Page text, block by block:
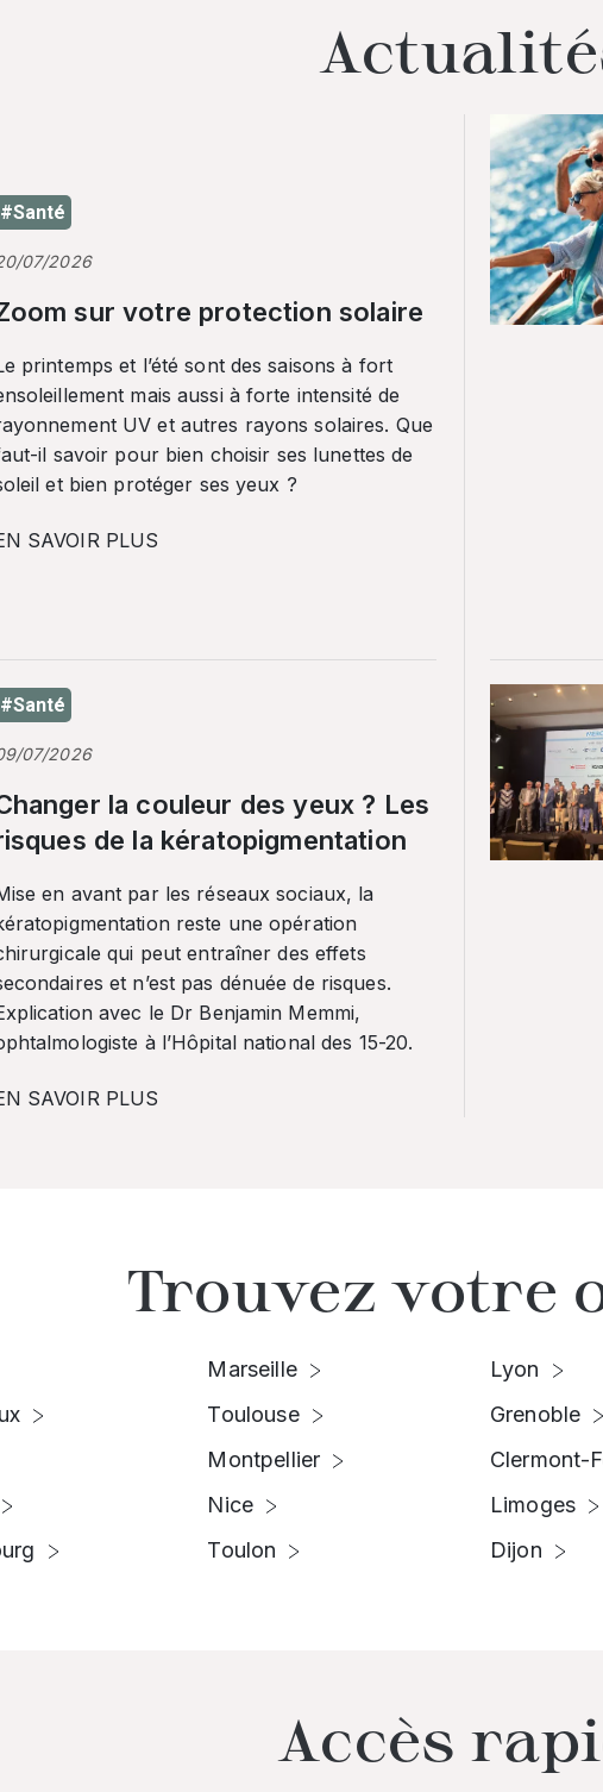
#Santé
07/2026
sur votre protection solaire
printemps et l’été sont des saisons à fort
mais aussi à forte intensité de
UV et autres rayons solaires. Que
il savoir pour bien choisir ses lunettes de
et bien protéger ses yeux ?
SAVOIR PLUS
#Santé
07/2026
la couleur des yeux ? Les
de la kératopigmentation
en avant par les réseaux sociaux, la
reste une opération
qui peut entraîner des effets
et n’est pas dénuée de risques.
avec le Dr Benjamin Memmi,
à l’Hôpital national des 15-20.
SAVOIR PLUS
Trouvez votre
Marseille
Toulouse
Montpellier
Nice
Toulon
Lyon
Grenoble
Clermont-
Limoges
Dijon
Accès